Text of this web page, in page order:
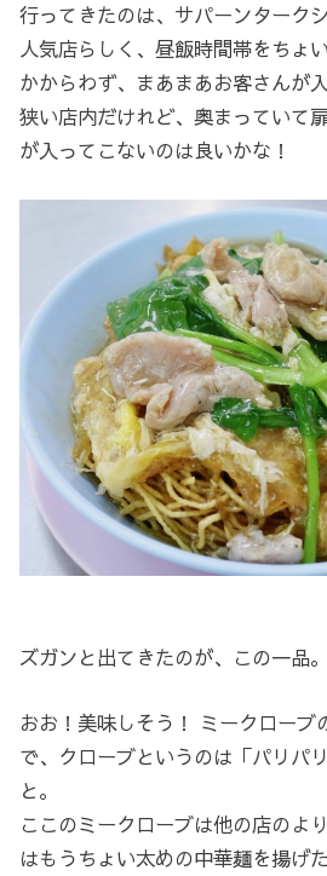
行ってきたのは、サパーンターク
人気店らしく、昼飯時間帯をちょ
かからわず、まあまあお客さんが入
狭い店内だけれど、奥まっていて
が入ってこないのは良いかな！
ズガンと出てきたのが、この一品。
おお！美味しそう！ ミークローブ
で、クローブというのは「パリパ
と。
ここのミークローブは他の店のよ
はもうちょい太めの中華麺を揚げ